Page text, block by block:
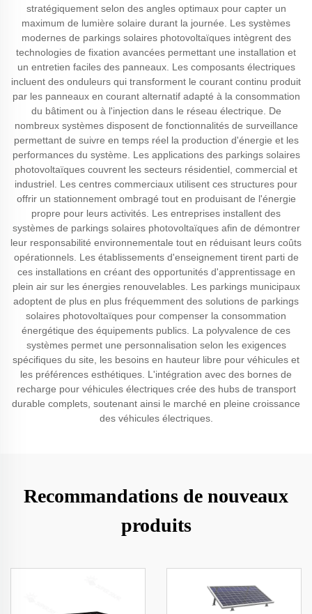
stratégiquement selon des angles optimaux pour capter un
maximum de lumière solaire durant la journée. Les systèmes
modernes de parkings solaires photovoltaïques intègrent des
technologies de fixation avancées permettant une installation et
un entretien faciles des panneaux. Les composants électriques
incluent des onduleurs qui transforment le courant continu produit
par les panneaux en courant alternatif adapté à la consommation
du bâtiment ou à l'injection dans le réseau électrique. De
nombreux systèmes disposent de fonctionnalités de surveillance
permettant de suivre en temps réel la production d'énergie et les
performances du système. Les applications des parkings solaires
photovoltaïques couvrent les secteurs résidentiel, commercial et
industriel. Les centres commerciaux utilisent ces structures pour
offrir un stationnement ombragé tout en produisant de l'énergie
propre pour leurs activités. Les entreprises installent des
systèmes de parkings solaires photovoltaïques afin de démontrer
leur responsabilité environnementale tout en réduisant leurs coûts
opérationnels. Les établissements d'enseignement tirent parti de
ces installations en créant des opportunités d'apprentissage en
plein air sur les énergies renouvelables. Les parkings municipaux
adoptent de plus en plus fréquemment des solutions de parkings
solaires photovoltaïques pour compenser la consommation
énergétique des équipements publics. La polyvalence de ces
systèmes permet une personnalisation selon les exigences
spécifiques du site, les besoins en hauteur libre pour véhicules et
les préférences esthétiques. L'intégration avec des bornes de
recharge pour véhicules électriques crée des hubs de transport
durable complets, soutenant ainsi le marché en pleine croissance
des véhicules électriques.
Recommandations de nouveaux
produits